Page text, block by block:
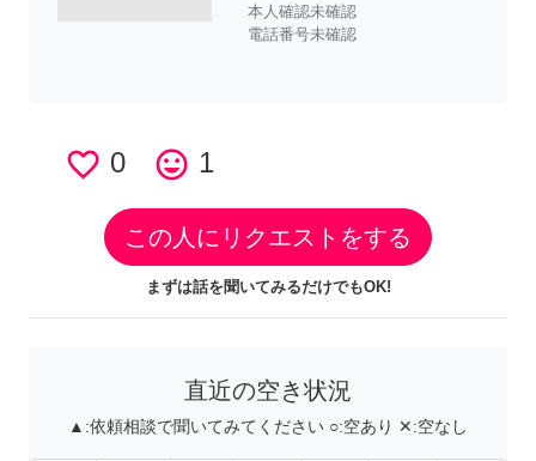
本人確認未確認
電話番号未確認
favorite_border 0 tag_faces 1
この人にリクエストをする
まずは話を聞いてみるだけでもOK!
直近の空き状況
▲:依頼相談で聞いてみてください ○:空あり ✕:空なし